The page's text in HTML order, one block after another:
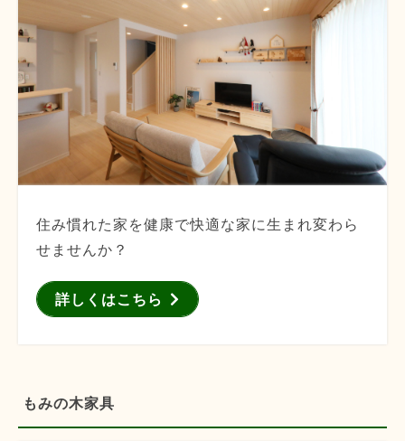
住み慣れた家を健康で快適な家に生まれ変わら
せませんか？
詳しくはこちら
もみの木家具